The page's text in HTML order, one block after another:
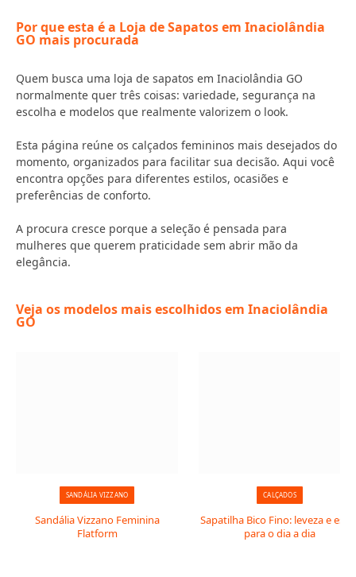
Por que esta é a Loja de Sapatos em Inaciolândia
GO mais procurada
Quem busca uma loja de sapatos em Inaciolândia GO
normalmente quer três coisas: variedade, segurança na
escolha e modelos que realmente valorizem o look.
Esta página reúne os calçados femininos mais desejados do
momento, organizados para facilitar sua decisão. Aqui você
encontra opções para diferentes estilos, ocasiões e
preferências de conforto.
A procura cresce porque a seleção é pensada para
mulheres que querem praticidade sem abrir mão da
elegância.
Veja os modelos mais escolhidos em Inaciolândia
GO
SANDÁLIA VIZZANO
Sandália Vizzano Feminina
Flatform
CALÇADOS
Sapatilha Bico Fino: leveza e
para o dia a dia